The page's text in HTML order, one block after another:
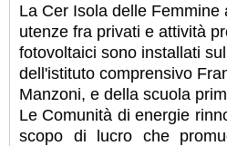
La Cer Isola delle Femmine
utenze fra privati e attività
fotovoltaici sono installati
dell'istituto comprensivo
Manzoni, e della scuola
Le Comunità di energie
scopo di lucro che